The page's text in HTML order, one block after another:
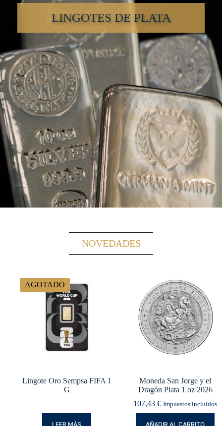
LINGOTES DE PLATA
NOVEDADES
AGOTADO
Lingote Oro Sempsa FIFA 1
G
LEER MÁS
Moneda San Jorge y el
Dragón Plata 1 oz 2026
107,43 € Impuestos incluidos
AÑADIR AL CARRITO